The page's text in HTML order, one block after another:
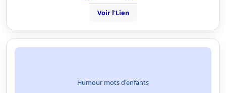
Voir l'Lien
Humour mots d'enfants